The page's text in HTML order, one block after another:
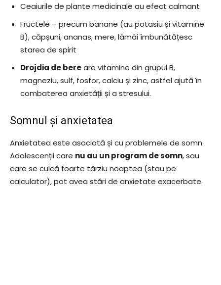
Ceaiurile de plante medicinale au efect calmant
Fructele – precum banane (au potasiu și vitamine
B), căpșuni, ananas, mere, lâmâi îmbunătățesc
starea de spirit
Drojdia de bereare vitamine din grupul B,
magneziu, sulf, fosfor, calciu și zinc, astfel ajută în
combaterea anxietății și a stresului.
Somnul și anxietatea
Anxietatea este asociată și cu problemele de somn.
Adolescenții care nu au un program de somn, sau
care se culcă foarte târziu noaptea (stau pe
calculator), pot avea stări de anxietate exacerbate.